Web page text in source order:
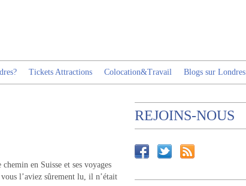
Tickets Attractions Colocation&Travail Blogs sur Londres
en Suisse et ses voyages
l’aviez sûrement lu, il n’était
REJOINS-NOUS